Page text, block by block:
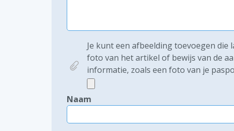
Je kunt een afbeelding toevoegen die
foto van het artikel of bewijs van de
informatie, zoals een foto van je
Naam